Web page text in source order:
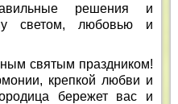
решения и
светом, любовью и
святым праздником!
крепкой любви и
бережет вас и